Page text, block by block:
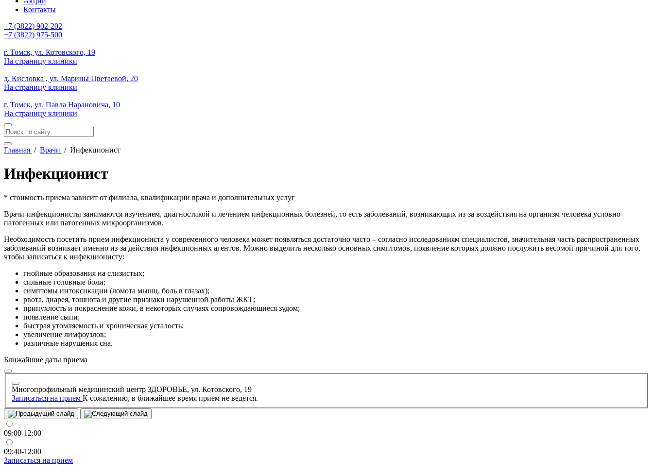
Контакты
+7 (3822) 902-202
+7 (3822) 975-500
г. Томск, ул. Котовского, 19
На страницу клиники
д. Кисловка , ул. Марины Цветаевой, 20
На страницу клиники
г. Томск, ул. Павла Нарановича, 10
На страницу клиники
Главная / Врачи / Инфекционист
Инфекционист
* стоимость приема зависит от филиала, квалификации врача и дополнительных услуг
Врачи-инфекционисты занимаются изучением, диагностикой и лечением инфекционных болезней, то есть заболеваний, возникающих из-за воздействия на организм человека условно-
патогенных или патогенных микроорганизмов.
Необходимость посетить прием инфекциониста у современного человека может появляться достаточно часто – согласно исследованиям специалистов, значительная часть распространенных
заболеваний возникает именно из-за действия инфекционных агентов. Можно выделить несколько основных симптомов, появление которых должно послужить весомой причиной для того,
чтобы записаться к инфекционисту:
гнойные образования на слизистых;
сильные головные боли;
симптомы интоксикации (ломота мышц, боль в глазах);
рвота, диарея, тошнота и другие признаки нарушенной работы ЖКТ;
припухлость и покраснение кожи, в некоторых случаях сопровождающиеся зудом;
появление сыпи;
быстрая утомляемость и хроническая усталость;
увеличение лимфоузлов;
различные нарушения сна.
Ближайшие даты приема
Многопрофильный медицинский центр ЗДОРОВЬЕ, ул. Котовского, 19
Записаться на прием К сожалению, в ближайшее время прием не ведется.
09:00-12:00
09:40-12:00
Записаться на прием